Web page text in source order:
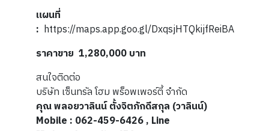
แผนที่
: https://maps.app.goo.gl/DxqsjHTQkijfReiBA
ราคาขาย 1,280,000 บาท
สนใจติดต่อ
บริษัท เซ็นทรัล โฮม พร็อพเพอร์ตี้ จำกัด
คุณ พลอยวาลินน์ ตั้งจิตภักดีสกุล (วาลินน์)
Mobile : 062-459-6426 , Line